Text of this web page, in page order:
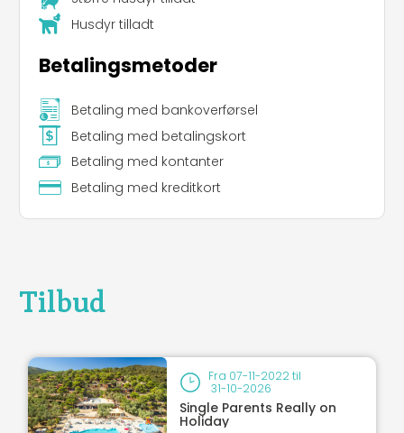
Husdyr tilladt
Betalingsmetoder
Betaling med bankoverførsel
Betaling med betalingskort
Betaling med kontanter
Betaling med kreditkort
Tilbud
Fra 07-11-2022til
31-10-2026
Single Parents Really on
Holiday